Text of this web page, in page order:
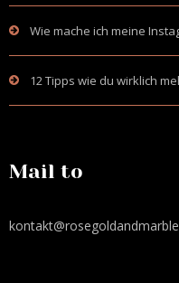
Wie mache ich meine
12 Tipps wie du wirklich
Mail to